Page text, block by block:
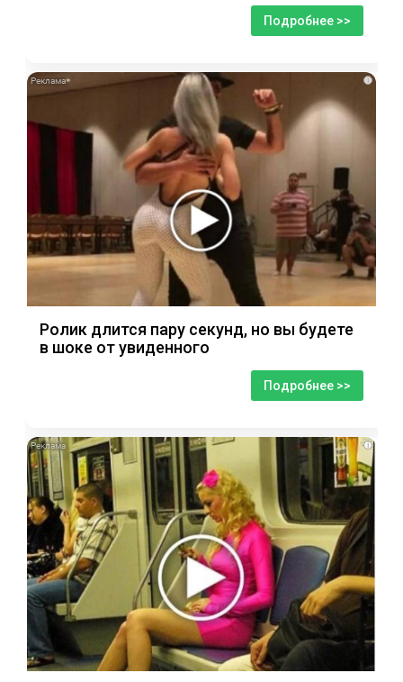
Подробнее >>
i
Ролик длится пару секунд, но вы будете
в шоке от увиденного
Подробнее >>
i